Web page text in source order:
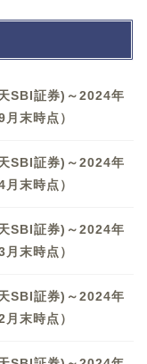
SBI証券)～2024年
末時点）
SBI証券)～2024年
末時点）
SBI証券)～2024年
末時点）
SBI証券)～2024年
末時点）